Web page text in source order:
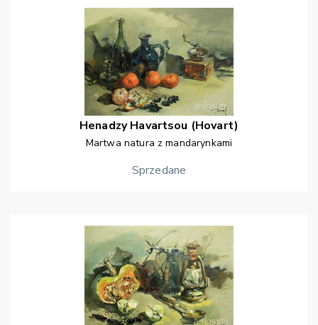
Henadzy Havartsou (Hovart)
Martwa natura z mandarynkami
Sprzedane